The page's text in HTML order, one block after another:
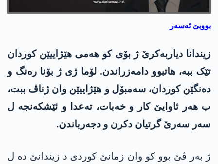
بووبێ ئەسەر
زیندانا دیاربەکرێ ژ بۆی کو ھەمی ھێژاییێن کوردان
تێک ببە، ھاتبوو دامەزراندن. لۆما ژی ژ بۆنا رەنگ و
دەنگێن کوردان، سەمبۆل و ھێژاییێن وان ژناڤ ببت،
ب ھەر ئاوایێ کار و خەبات، تەعدا و ئێشکەنجە ل
سەر سەرێ گرتیان دکرن و دجەرباندن.
ژ بەر ڤێ بوو کو وان زمانێ کوردی د زیندانێ دە ل